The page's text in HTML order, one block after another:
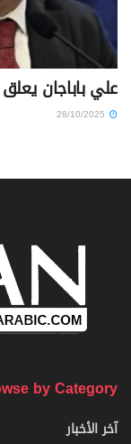
علي باباجان
by Category
آخر الأخبار